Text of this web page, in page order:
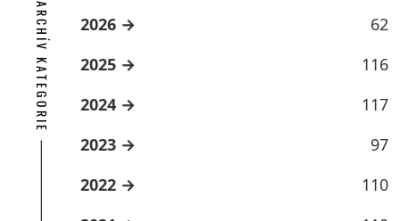
ARCHÍV KATEGORIE 2026
62
2025
116
2024
117
2023
97
2022
110